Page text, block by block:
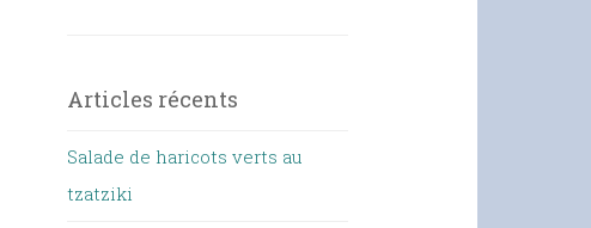
Articles récents
Salade de haricots verts au
tzatziki